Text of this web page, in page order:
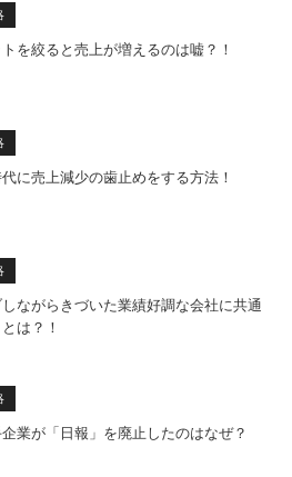
を絞ると売上が増えるのは嘘？！
に売上減少の歯止めをする方法！
しながらきづいた業績好調な会社に共通
は？！
業が「日報」を廃止したのはなぜ？